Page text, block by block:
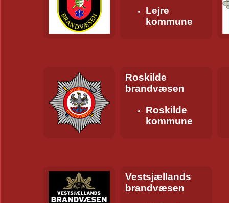
Lejre
kommune
Roskilde
brandvæsen
Roskilde
kommune
Vestsjællands
brandvæsen